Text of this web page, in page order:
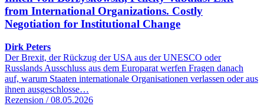
from International Organizations. Costly
Negotiation for Institutional Change
Dirk Peters
Der Brexit, der Rückzug der USA aus der UNESCO oder
Russlands Ausschluss aus dem Europarat werfen Fragen danach
auf, warum Staaten internationale Organisationen verlassen oder aus
ihnen ausgeschlosse…
Rezension / 08.05.2026